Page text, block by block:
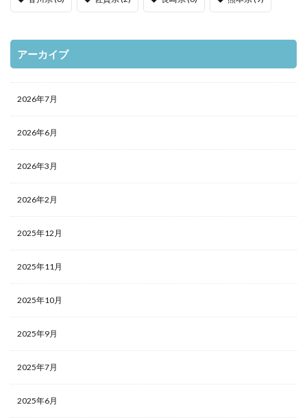
アーカイブ
2026年7月
2026年6月
2026年3月
2026年2月
2025年12月
2025年11月
2025年10月
2025年9月
2025年7月
2025年6月